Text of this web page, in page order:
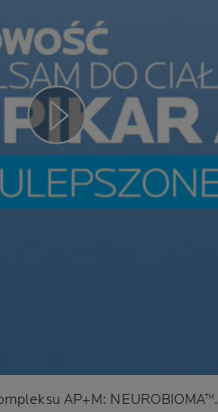
Play video
AP+M: